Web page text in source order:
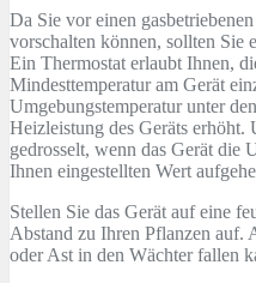
Da Sie vor einen
vorschalten können, sollten Sie
Ein Thermostat erlaubt Ihnen,
Mindesttemperatur am Gerät
Umgebungstemperatur unter
Heizleistung des Geräts
gedrosselt, wenn das Gerät die
Ihnen eingestellten Wert
Stellen Sie das Gerät auf eine
Abstand zu Ihren Pflanzen auf.
oder Ast in den Wächter fallen